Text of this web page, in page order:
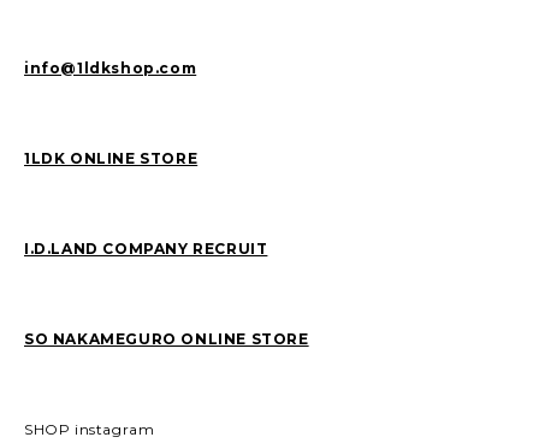
info@1ldkshop.com
1LDK ONLINE STORE
I.D.LAND COMPANY RECRUIT
SO NAKAMEGURO ONLINE STORE
SHOP instagram